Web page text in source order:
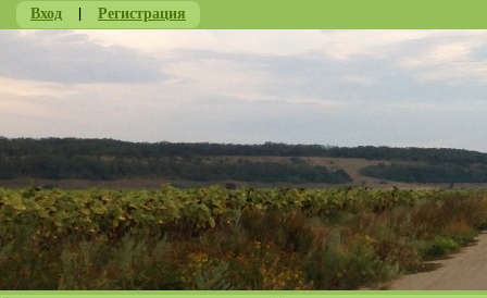
Вход | Регистрация